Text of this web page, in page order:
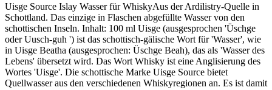
Uisge Source Islay Wasser für WhiskyAus der Ardilistry-Quelle in
Schottland. Das einzige in Flaschen abgefüllte Wasser von den
schottischen Inseln. Inhalt: 100 ml Uisge (ausgesprochen 'Üschge
oder Uusch-guh ') ist das schottisch-gälische Wort für 'Wasser', wie
in Uisge Beatha (ausgesprochen: Üschge Beah), das als 'Wasser des
Lebens' übersetzt wird. Das Wort Whisky ist eine Anglisierung des
Wortes 'Uisge'. Die schottische Marke Uisge Source bietet
Quellwasser aus den verschiedenen Whiskyregionen an. Es ist damit